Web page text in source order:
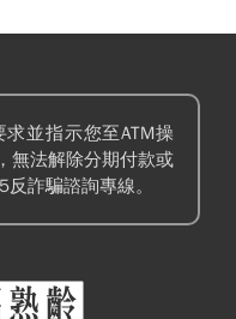
求並指示您至ATM操
無法解除分期付款或
詐騙諮詢專線。